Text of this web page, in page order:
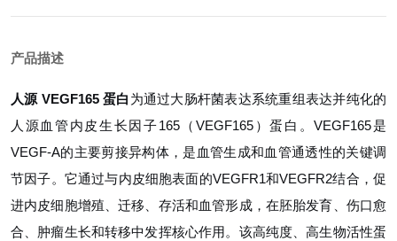
产品描述
人源 VEGF165 蛋白 为通过大肠杆菌表达系统重组表达并纯化的
人源血管内皮生长因子165（VEGF165）蛋白。VEGF165是
VEGF-A的主要剪接异构体，是血管生成和血管通透性的关键调
节因子。它通过与内皮细胞表面的VEGFR1和VEGFR2结合，促
进内皮细胞增殖、迁移、存活和血管形成，在胚胎发育、伤口愈
合、肿瘤生长和转移中发挥核心作用。该高纯度、高生物活性蛋